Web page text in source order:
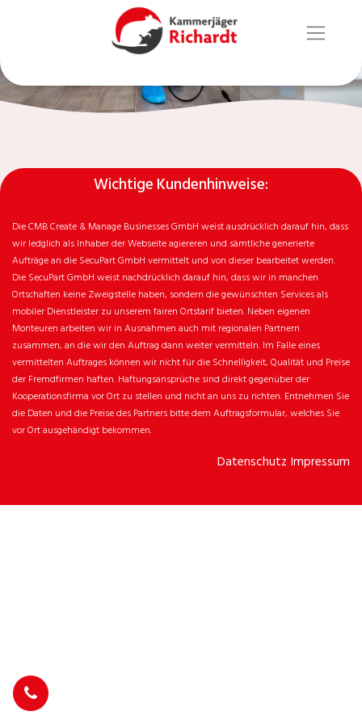
Wichtige Kundenhinweise:
Die CMB Create & Manage Businesses GmbH weist ausdrücklich darauf hin, dass
wir ledglich als Inhaber der Webseite agiereren und sämtliche generierte
Aufträge an die SecuPart GmbH vermittelt und von dieser bearbeitet werden.
Die SecuPart GmbH weist nachdrücklich darauf hin, dass wir in manchen
Ortschaften keine Zweigstelle haben, sondern die gewünschten Services als
mobiler Dienstleister zu unserem fairen Ortstarif bieten. Neben eigenen
Monteuren arbeiten wir in Ausnahmen auch mit regionalen Partnern
zusammen, an die wir den Auftrag dann weiter vermitteln. Im Falle eines
vermittelten Auftrages können wir nicht für die Schnelligkeit, Qualität und Preise
der Fremdfirmen haften. Haftungsansprüche sind direkt gegenüber der
Kooperationsfirma vor Ort zu stellen und nicht an uns zu richten. Entnehmen Sie
die Daten und die Preise des Partners bitte dem Auftragsformular, welches Sie
vor Ort ausgehändigt bekommen.
Datenschutz Impressum